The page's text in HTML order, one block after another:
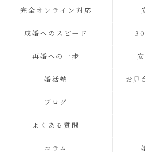
完全オンライン対応
成婚へのスピード
再婚への一歩
婚活塾 お見
ブログ
よくある質問
コラム